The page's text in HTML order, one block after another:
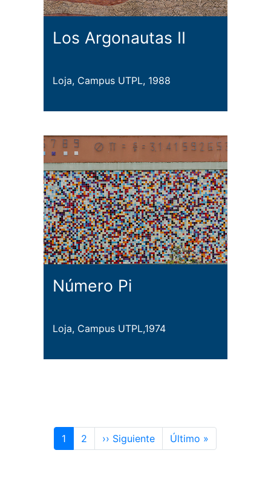
Los Argonautas II
Loja, Campus UTPL, 1988
Número Pi
Loja, Campus UTPL,1974
Paginación
1 2 ›› SiguienteSiguiente página
Último »